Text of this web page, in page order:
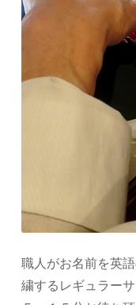
職人がお名前を英
繍するレギュラー